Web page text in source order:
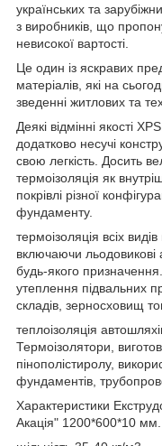
українських та
з виробників, що
невисокої вартості.
Це один із яскравих
матеріалів, які на
зведенні житлових та
Деякі відмінні якості
додатково несучі
свою легкість. Досить
термоізоляція як
покрівлі різної
фундаменту.
термоізоляція всіх
включаючи льодовикові
будь-якого
утеплення підвальних
складів, зерносховищ
теплоізоляція
Термоізолятори,
пінополістиролу,
фундаментів,
Характеристики
Акація" 1200*600*10 мм.